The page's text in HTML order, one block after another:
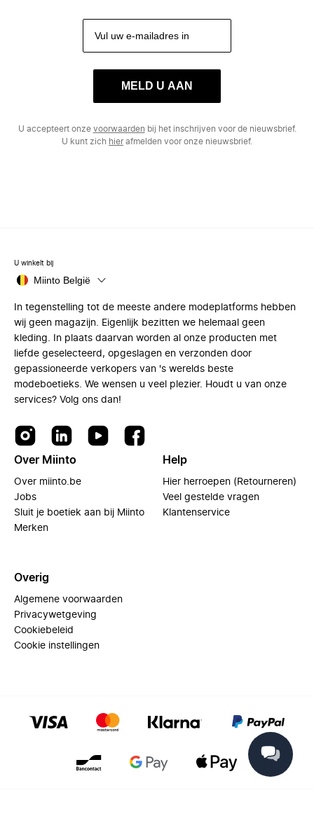
MELD U AAN
U accepteert onze voorwaarden bij het inschrijven voor de nieuwsbrief.
U kunt zich hierafmelden voor onze nieuwsbrief.
U winkelt bij
Miinto België
In tegenstelling tot de meeste andere modeplatforms hebben
wij geen magazijn. Eigenlijk bezitten we helemaal geen
kleding. In plaats daarvan worden al onze producten met
liefde geselecteerd, opgeslagen en verzonden door
gepassioneerde verkopers van 's werelds beste
modeboetieks. We wensen u veel plezier. Houdt u van onze
services? Volg ons dan!
Over Miinto
Over miinto.be
Jobs
Sluit je boetiek aan bij Miinto
Merken
Help
Hier herroepen (Retourneren)
Veel gestelde vragen
Klantenservice
Overig
Algemene voorwaarden
Privacywetgeving
Cookiebeleid
Cookie instellingen